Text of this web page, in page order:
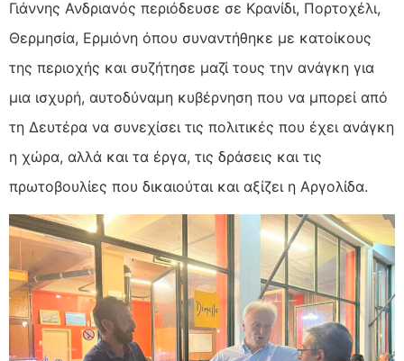
Γιάννης Ανδριανός περιόδευσε σε Κρανίδι, Πορτοχέλι,
Θερμησία, Ερμιόνη όπου συναντήθηκε με κατοίκους
της περιοχής και συζήτησε μαζί τους την ανάγκη για
μια ισχυρή, αυτοδύναμη κυβέρνηση που να μπορεί από
τη Δευτέρα να συνεχίσει τις πολιτικές που έχει ανάγκη
η χώρα, αλλά και τα έργα, τις δράσεις και τις
πρωτοβουλίες που δικαιούται και αξίζει η Αργολίδα.